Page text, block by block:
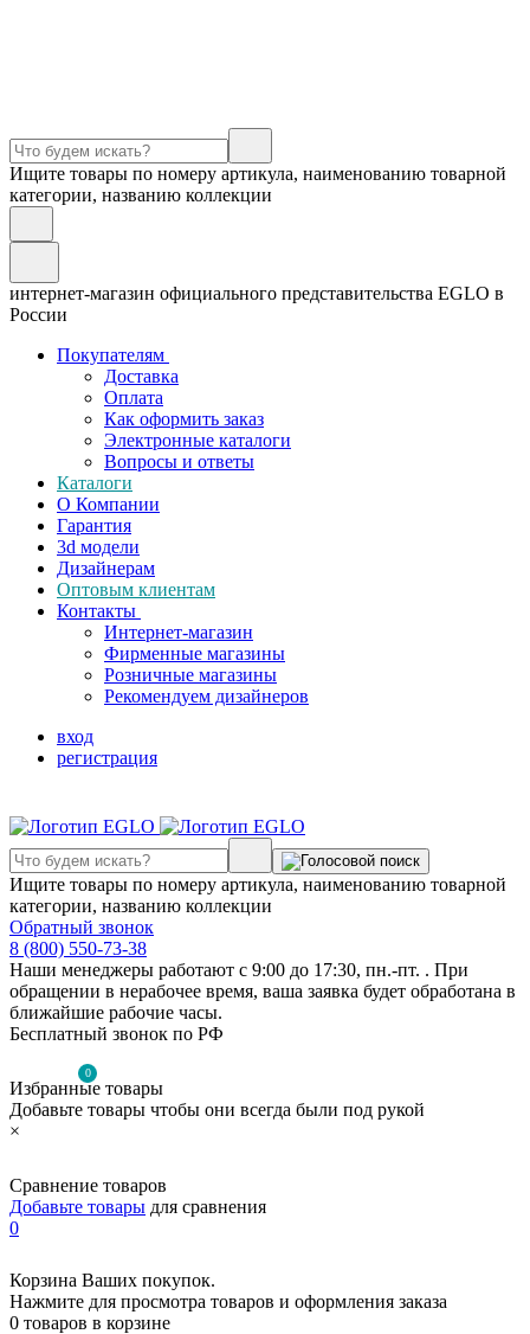
Ищите товары по номеру артикула, наименованию товарной
категории, названию коллекции
интернет-магазин официального представительства EGLO в
России
Покупателям
Доставка
Оплата
Как оформить заказ
Электронные каталоги
Вопросы и ответы
Каталоги
О Компании
Гарантия
3d модели
Дизайнерам
Оптовым клиентам
Контакты
Интернет-магазин
Фирменные магазины
Розничные магазины
Рекомендуем дизайнеров
вход
регистрация
Ищите товары по номеру артикула, наименованию товарной
категории, названию коллекции
Обратный звонок
8 (800) 550-73-38
Наши менеджеры работают с 9:00 до 17:30, пн.-пт. . При
обращении в нерабочее время, ваша заявка будет обработана в
ближайшие рабочие часы.
Бесплатный звонок по РФ
0
Избранные товары
Добавьте товары чтобы они всегда были под рукой
×
Сравнение товаров
Добавьте товары для сравнения
0
Корзина Ваших покупок.
Нажмите для просмотра товаров и оформления заказа
0 товаров в корзине